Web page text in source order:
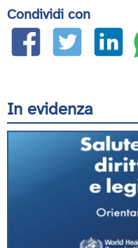
Condividi con
In evidenza